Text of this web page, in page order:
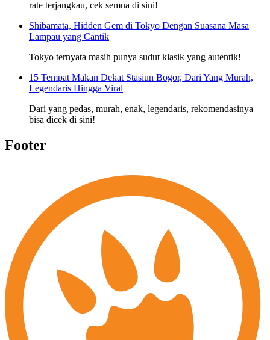
rate terjangkau, cek semua di sini!
Shibamata, Hidden Gem di Tokyo Dengan Suasana Masa
Lampau yang Cantik
Tokyo ternyata masih punya sudut klasik yang autentik!
15 Tempat Makan Dekat Stasiun Bogor, Dari Yang Murah,
Legendaris Hingga Viral
Dari yang pedas, murah, enak, legendaris, rekomendasinya
bisa dicek di sini!
Footer